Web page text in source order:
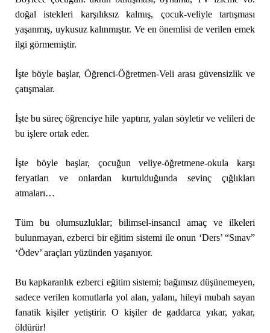
doğal istekleri karşılıksız kalmış, çocuk-veliyle tartışması
yaşanmış, uykusuz kalınmıştır. Ve en önemlisi de verilen emek
ilgi görmemiştir.
İşte böyle başlar, Öğrenci-Öğretmen-Veli arası güvensizlik ve
çatışmalar.
İşte bu süreç öğrenciye hile yaptırır, yalan söyletir ve velileri de
bu işlere ortak eder.
İşte böyle başlar, çocuğun veliye-öğretmene-okula karşı
feryatları ve onlardan kurtulduğunda sevinç çığlıkları
atmaları…
Tüm bu olumsuzluklar; bilimsel-insancıl amaç ve ilkeleri
bulunmayan, ezberci bir eğitim sistemi ile onun ‘Ders’ “Sınav”
‘Ödev’ araçları yüzünden yaşanıyor.
Bu kapkaranlık ezberci eğitim sistemi; bağımsız düşünemeyen,
sadece verilen komutlarla yol alan, yalanı, hileyi mubah sayan
fanatik kişiler yetiştirir. O kişiler de gaddarca yıkar, yakar,
öldürür!